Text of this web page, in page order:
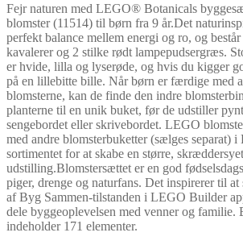
Fejr naturen med LEGO® Botanicals
blomster (11514) til børn fra 9 år.Det
perfekt balance mellem energi og ro, og
kavalerer og 2 stilke rødt lampepudsergræs.
er hvide, lilla og lyserøde, og hvis du kigger
på en lillebitte bille. Når børn er færdige med
blomsterne, kan de finde den indre
planterne til en unik buket, før de udstiller
sengebordet eller skrivebordet. LEGO
med andre blomsterbuketter (sælges separat)
sortimentet for at skabe en større, skræddersyet
udstilling.Blomstersættet er en god
piger, drenge og naturfans. Det inspirerer til
af Byg Sammen-tilstanden i LEGO Builder
dele byggeoplevelsen med venner og familie.
indeholder 171 elementer.